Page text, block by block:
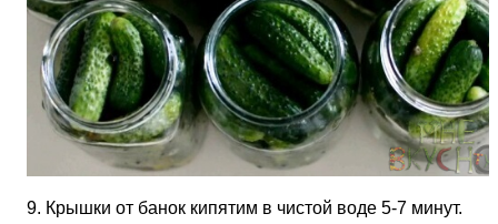
9. Крышки от банок кипятим в чистой воде 5-7 минут.